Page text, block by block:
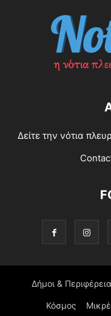
Δείτε την νότια
Δήμοι &
Κόσμος